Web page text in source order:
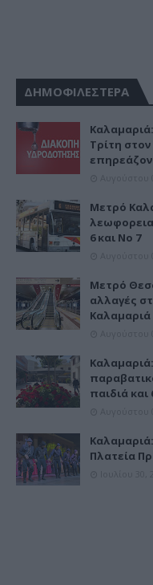
ΔΗΜΟΦΙΛΕΣΤΕΡΑ
Τρίτη στον
Μετρό
6 και Νο 7
Μετρό
αλλαγές
Καλαμαριά
παιδιά
Πλατεία